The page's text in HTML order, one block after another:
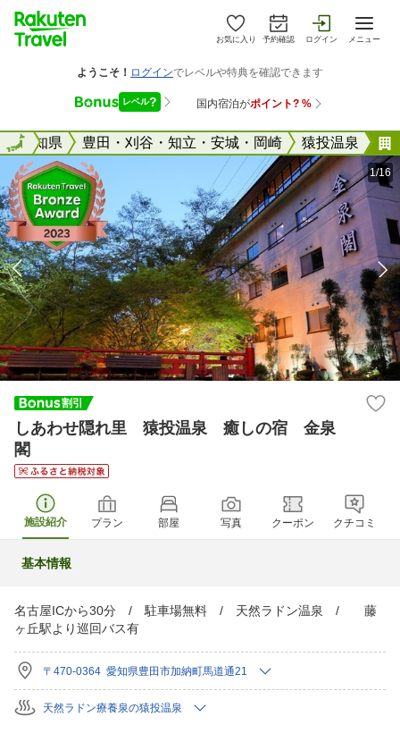
お気に入り 予約確認 ログイン メニュー
全国愛知県 豊田・刈谷・知立・安城・岡崎 猿投温泉
全国
1/16
しあわせ隠れ里 猿投温泉 癒しの宿 金泉
閣
施設紹介 プラン 部屋 写真 クーポン クチコミ
基本情報
名古屋ICから30分 / 駐車場無料 / 天然ラドン温泉 / 藤
ヶ丘駅より巡回バス有
〒470-0364 愛知県豊田市加納町馬道通21
天然ラドン療養泉の猿投温泉